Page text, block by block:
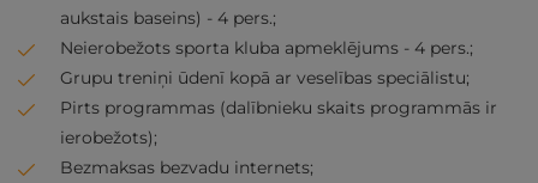
aukstais baseins) - 4 pers.;
Neierobežots sporta kluba apmeklējums - 4 pers.;
Grupu treniņi ūdenī kopā ar veselības speciālistu;
Pirts programmas (dalībnieku skaits programmās ir
ierobežots);
Bezmaksas bezvadu internets;